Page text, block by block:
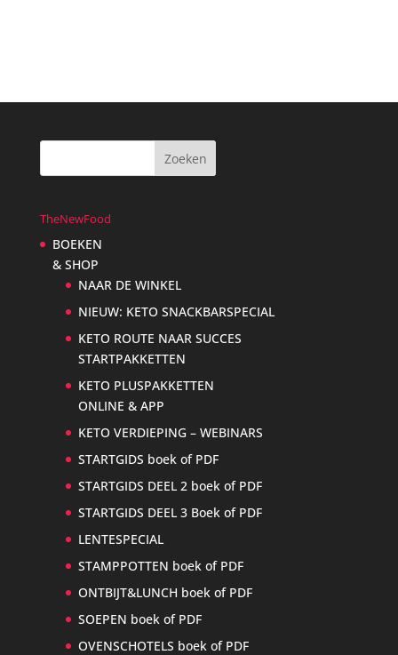
TheNewFood
BOEKEN
& SHOP
NAAR DE WINKEL
NIEUW: KETO SNACKBARSPECIAL
KETO ROUTE NAAR SUCCES
STARTPAKKETTEN
KETO PLUSPAKKETTEN
ONLINE & APP
KETO VERDIEPING – WEBINARS
STARTGIDS boek of PDF
STARTGIDS DEEL 2 boek of PDF
STARTGIDS DEEL 3 Boek of PDF
LENTESPECIAL
STAMPPOTTEN boek of PDF
ONTBIJT&LUNCH boek of PDF
SOEPEN boek of PDF
OVENSCHOTELS boek of PDF